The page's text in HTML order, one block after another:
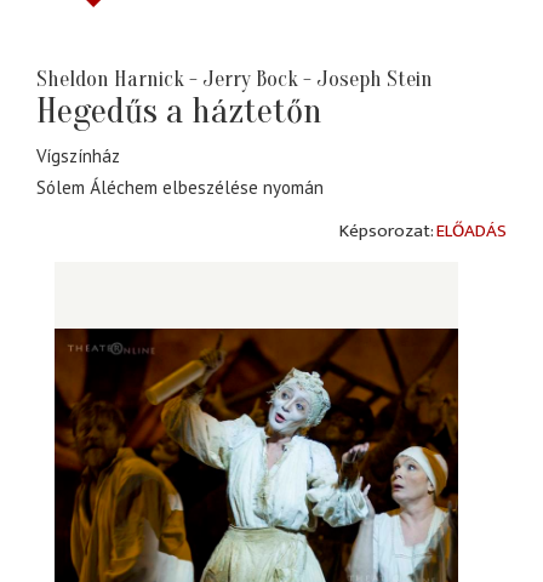
Sheldon Harnick - Jerry Bock - Joseph Stein
Hegedűs a háztetőn
Vígszínház
Sólem Áléchem elbeszélése nyomán
ELŐADÁS